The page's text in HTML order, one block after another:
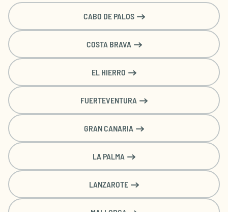
CABO DE PALOS
COSTA BRAVA
EL HIERRO
FUERTEVENTURA
GRAN CANARIA
LA PALMA
LANZAROTE